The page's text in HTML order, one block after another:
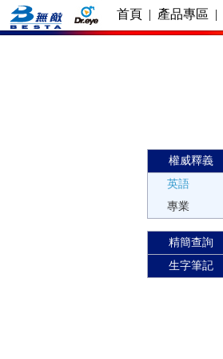
首頁 | 產品專區 |
權威釋義
英語
專業
精簡查詢
生字筆記